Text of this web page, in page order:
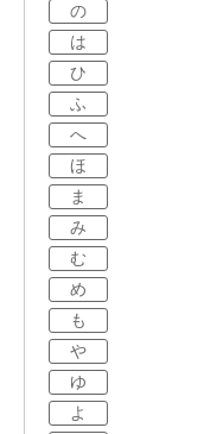
の
は
ひ
ふ
へ
ほ
ま
み
む
め
も
や
ゆ
よ